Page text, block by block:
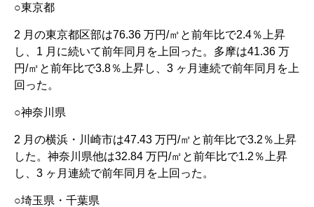
○東京都
2 月の東京都区部は76.36 万円/㎡と前年比で2.4％上昇
し、1 月に続いて前年同月を上回った。多摩は41.36 万
円/㎡と前年比で3.8％上昇し、3 ヶ月連続で前年同月を上
回った。
○神奈川県
2 月の横浜・川崎市は47.43 万円/㎡と前年比で3.2％上昇
した。神奈川県他は32.84 万円/㎡と前年比で1.2％上昇
し、3 ヶ月連続で前年同月を上回った。
○埼玉県・千葉県